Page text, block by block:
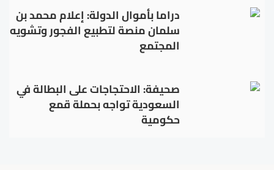
دراما بأموال الدولة: إعلام محمد بن
سلمان منصة لتطبيع الفجور وتشويه
المجتمع
صحيفة: الاحتجاجات على البطالة في
السعودية تواجه بحملة قمع
حكومية